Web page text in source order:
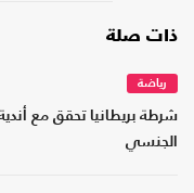
ذات صلة
رياضة
شرطة بريطانيا تحقق مع أندية
الجنسي